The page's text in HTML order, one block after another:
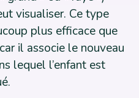
visualiser. Ce type
plus efficace que
il associe le nouveau
lequel l’enfant est